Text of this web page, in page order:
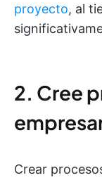
proyecto, al
2. Cree
Crear